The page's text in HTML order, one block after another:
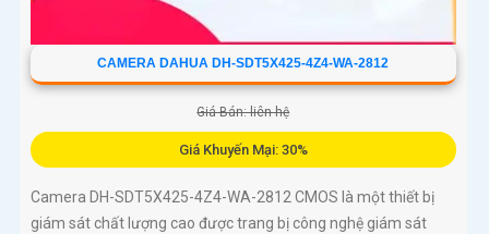
CAMERA DAHUA DH-SDT5X425-4Z4-WA-2812
Giá Bán: liên hệ
Giá Khuyến Mại: 30%
Camera DH-SDT5X425-4Z4-WA-2812 CMOS là một thiết bị
giám sát chất lượng cao được trang bị công nghệ giám sát